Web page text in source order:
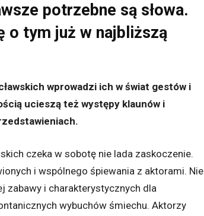
potrzebne są słowa.
o tym już w najbliższą
wprowadzi ich w świat gestów i
ucieszą też występy klaunów i
czeka w sobotę nie lada zaskoczenie.
i wspólnego śpiewania z aktorami. Nie
zabawy i charakterystycznych dla
wybuchów śmiechu. Aktorzy